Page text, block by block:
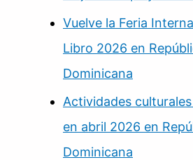
Vuelve la Feria
Libro 2026 en
Dominicana
Actividades
en abril 2026 en
Dominicana